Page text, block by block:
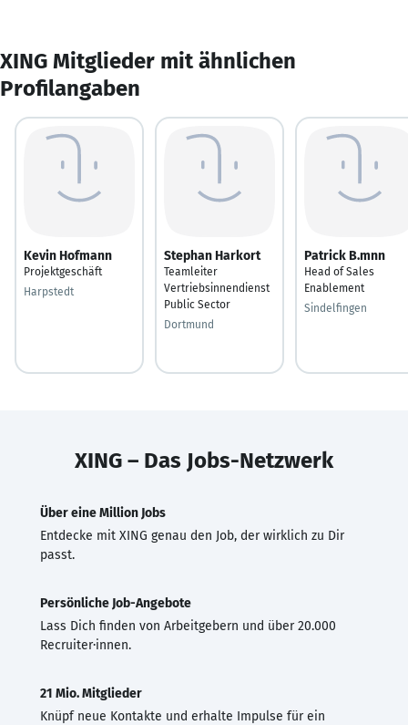
XING Mitglieder mit ähnlichen
Profilangaben
Kevin Hofmann
Projektgeschäft
Harpstedt
Stephan Harkort
Teamleiter
Vertriebsinnendienst
Public Sector
Dortmund
Patrick B.mnn
Head of Sales
Enablement
Sindelfingen
XING – Das Jobs-Netzwerk
Über eine Million Jobs
Entdecke mit XING genau den Job, der wirklich zu Dir
passt.
Persönliche Job-Angebote
Lass Dich finden von Arbeitgebern und über 20.000
Recruiter·innen.
21 Mio. Mitglieder
Knüpf neue Kontakte und erhalte Impulse für ein